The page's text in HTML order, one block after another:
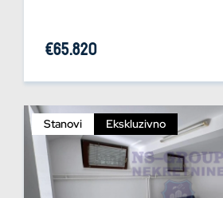
€65.820
Stanovi Ekskluzivno